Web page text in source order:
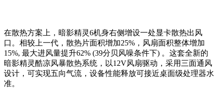
在散热方案上，暗影精灵6机身右侧增设一处显卡散热出风
口。相较上一代，散热片面积增加25%，风扇面积整体增加
15%, 最大进风量提升62% (39分贝风噪条件下) 。这套全新的
暗影精灵酷凉风暴散热系统，以12V风扇驱动，采用三面通风
设计，可实现五向气流，设备性能释放可接近桌面级处理器水
准。